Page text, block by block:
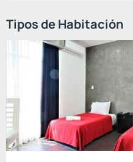
Tipos de Habitación